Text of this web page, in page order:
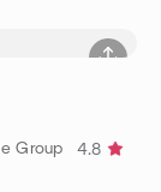
Group
4.8